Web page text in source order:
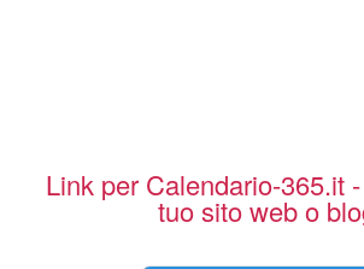
Link per Calendario-365.it
tuo sito web o